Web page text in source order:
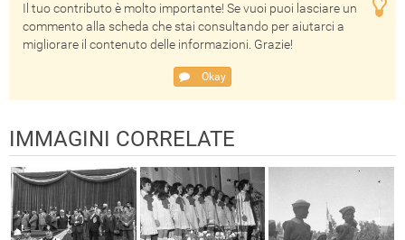
Il tuo contributo è molto importante! Se vuoi puoi lasciare un
commento alla scheda che stai consultando per aiutarci a
migliorare il contenuto delle informazioni. Grazie!
Okay
IMMAGINI CORRELATE